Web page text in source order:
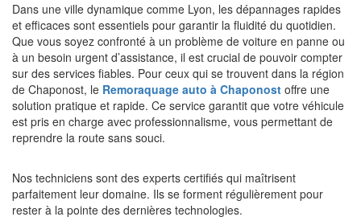
Dans une ville dynamique comme Lyon, les dépannages rapides
et efficaces sont essentiels pour garantir la fluidité du quotidien.
Que vous soyez confronté à un problème de voiture en panne ou
à un besoin urgent d’assistance, il est crucial de pouvoir compter
sur des services fiables. Pour ceux qui se trouvent dans la région
de Chaponost, le Remoraquage auto à Chaponost offre une
solution pratique et rapide. Ce service garantit que votre véhicule
est pris en charge avec professionnalisme, vous permettant de
reprendre la route sans souci.
Nos techniciens sont des experts certifiés qui maîtrisent
parfaitement leur domaine. Ils se forment régulièrement pour
rester à la pointe des dernières technologies.